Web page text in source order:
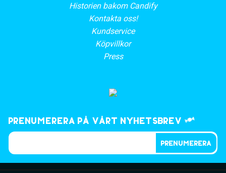
Historien bakom Candify
Kontakta oss!
Kundservice
Köpvillkor
Press
Prenumerera på vårt nyhetsbrev
PRENUMERERA